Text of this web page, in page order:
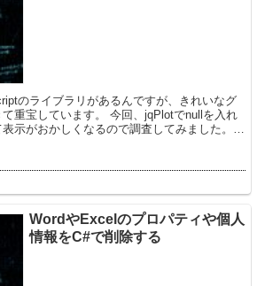
のライブラリがあるんですが、きれいなグ
ます。 今回、jqPlotでnullを入れ
示がおかしくなるので調査してみました。
WordやExcelのプロパティや個人
情報をC#で削除する